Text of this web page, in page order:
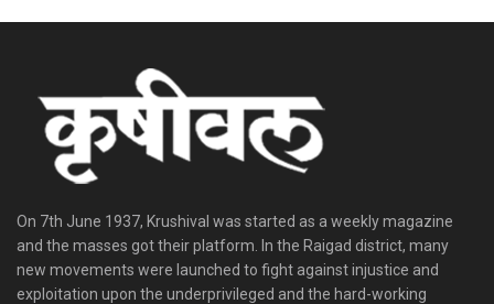
On 7th June 1937, Krushival was started as a weekly magazine
and the masses got their platform. In the Raigad district, many
new movements were launched to fight against injustice and
exploitation upon the underprivileged and the hard-working